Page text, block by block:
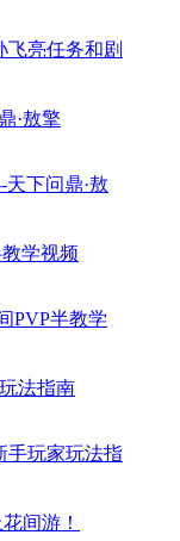
·敖擎
学视频
法指南
间游！